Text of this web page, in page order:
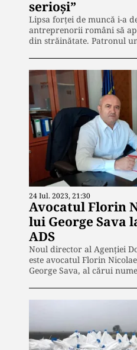
serioși”
Lipsa forței de muncă i-a
antreprenorii români să
din străinătate. Patronul
24 Iul. 2023, 21:30
Avocatul Florin
lui George Sava
ADS
Noul director al Agenției
este avocatul Florin
George Sava, al cărui